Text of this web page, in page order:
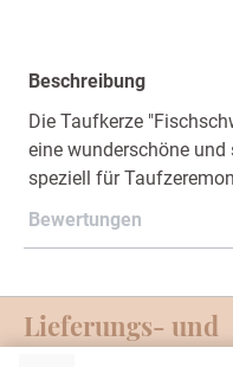
Beschreibung
Die Taufkerze
eine wunderschöne
speziell für
Bewertungen
Lieferungs- und